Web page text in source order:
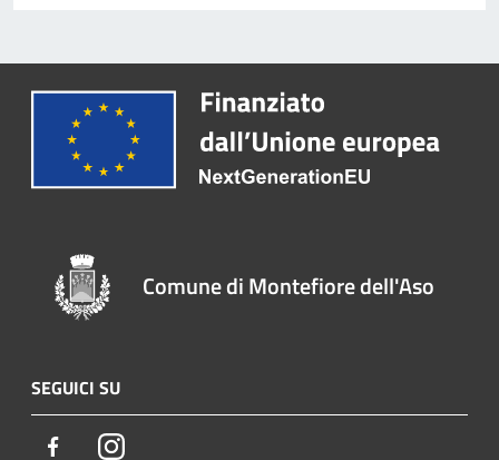
Comune di Montefiore dell'Aso
SEGUICI SU
FacebookInstagram